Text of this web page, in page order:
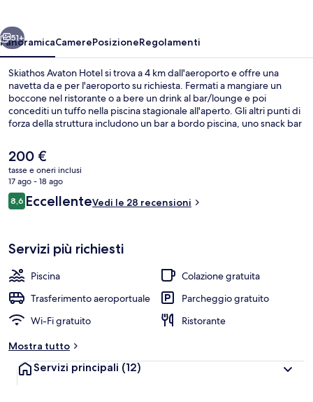
Avanti
51+
PanoramicaCamerePosizioneRegolamenti
Skiathos Avaton Hotel si trova a 4 km dall'aeroporto e offre una
navetta da e per l'aeroporto su richiesta. Fermati a mangiare un
boccone nel ristorante o a bere un drink al bar/lounge e poi
concediti un tuffo nella piscina stagionale all'aperto. Gli altri punti di
forza della struttura includono un bar a bordo piscina, uno snack bar
Il
prezzo
attuale
è
200 €
200 €
tasse e oneri inclusi
17 ago - 18 ago
Recensioni
8,68,6 su 10
EccellenteVedi le 28 recensioni
Servizi più richiesti
Piscina
Colazione gratuita
Trasferimento aeroportuale
Parcheggio gratuito
Wi-Fi gratuito
Ristorante
Mostra tutto
Servizi principali (12)